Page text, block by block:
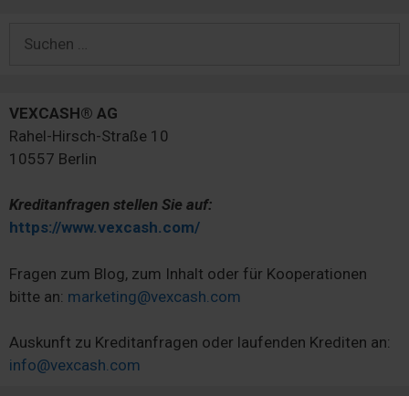
nach:
VEXCASH® AG
Rahel-Hirsch-Straße 10
10557 Berlin
Kreditanfragen stellen Sie auf:
https://www.vexcash.com/
Fragen zum Blog, zum Inhalt oder für Kooperationen
bitte an: marketing@vexcash.com
Auskunft zu Kreditanfragen oder laufenden Krediten an:
info@vexcash.com